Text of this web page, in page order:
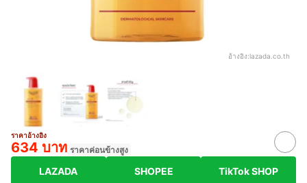
อ้างอิง:lazada.co.th
ราคาอ้างอิง
634 บาท ราคาค่อนข้างสูง
LAZADA SHOPEE TikTok SHOP